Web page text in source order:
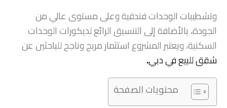
وتشطيبات الوحدات فندقية وعلى مستوى عالي من
الجودة، بالأضافة إلى التنسيق الرائع لديكورات الوحدات
السكنية، ويعتبر المشروع استثمار مربح وناجح للباحثين عن
شقق للبيع في دبي.
محتويات الصفحة